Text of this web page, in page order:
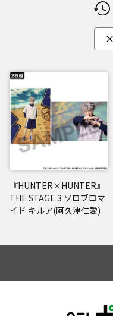
『HUNTER×HUNTER』
THE STAGE 3 ソロブロマ
イド キルア(阿久津仁愛)